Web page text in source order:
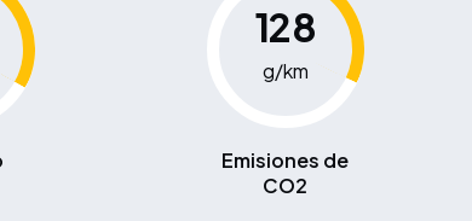
128
g/km
Emisiones de
CO2